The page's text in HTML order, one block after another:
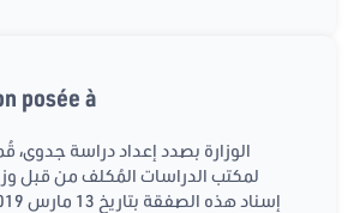
posée à
الوزارة بصدد إعداد دراسة جدوى،
لمكتب الدراسات المُكلف من قبل